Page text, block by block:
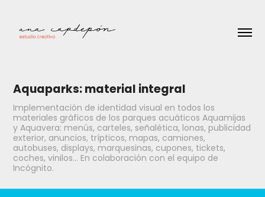
Aquaparks: material integral
Implementación de identidad visual en todos los
materiales gráficos de los parques acuáticos Aquamijas
y Aquavera: menús, carteles, señalética, lonas, publicidad
exterior, anuncios, trípticos, mapas, camiones,
autobuses, displays, marquesinas, cupones, tickets,
coches, vinilos... En colaboración con el equipo de
Incógnito.